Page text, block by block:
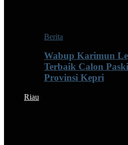
Berita
Wabup Karimun
Terbaik Calon
Provinsi Kepri
Riau